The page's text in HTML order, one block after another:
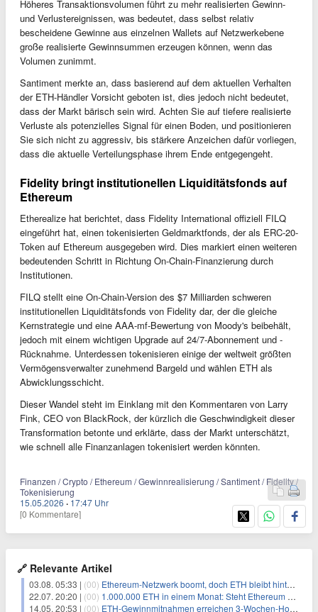
Höheres Transaktionsvolumen führt zu mehr realisierten Gewinn-
und Verlustereignissen, was bedeutet, dass selbst relativ
bescheidene Gewinne aus einzelnen Wallets auf Netzwerkebene
große realisierte Gewinnsummen erzeugen können, wenn das
Volumen zunimmt.
Santiment merkte an, dass basierend auf dem aktuellen Verhalten
der ETH-Händler Vorsicht geboten ist, dies jedoch nicht bedeutet,
dass der Markt bärisch sein wird. Achten Sie auf tiefere realisierte
Verluste als potenzielles Signal für einen Boden, und positionieren
Sie sich nicht zu aggressiv, bis stärkere Anzeichen dafür vorliegen,
dass die aktuelle Verteilungsphase ihrem Ende entgegengeht.
Fidelity bringt institutionellen Liquiditätsfonds auf
Ethereum
Etherealize hat berichtet, dass Fidelity International offiziell FILQ
eingeführt hat, einen tokenisierten Geldmarktfonds, der als ERC-20-
Token auf Ethereum ausgegeben wird. Dies markiert einen weiteren
bedeutenden Schritt in Richtung On-Chain-Finanzierung durch
Institutionen.
FILQ stellt eine On-Chain-Version des $7 Milliarden schweren
institutionellen Liquiditätsfonds von Fidelity dar, der die gleiche
Kernstrategie und eine AAA-mf-Bewertung von Moody's beibehält,
jedoch mit einem wichtigen Upgrade auf 24/7-Abonnement und -
Rücknahme. Unterdessen tokenisieren einige der weltweit größten
Vermögensverwalter zunehmend Bargeld und wählen ETH als
Abwicklungsschicht.
Dieser Wandel steht im Einklang mit den Kommentaren von Larry
Fink, CEO von BlackRock, der kürzlich die Geschwindigkeit dieser
Transformation betonte und erklärte, dass der Markt unterschätzt,
wie schnell alle Finanzanlagen tokenisiert werden könnten.
Finanzen / Crypto / Ethereum / Gewinnrealisierung / Santiment / Fidelity /
Tokenisierung
15.05.2026 · 17:47 Uhr
[0 Kommentare]
🔗 Relevante Artikel
03.08. 05:33 | (00) Ethereum-Netzwerk boomt, doch ETH bleibt hinter den Erwartungen zurück
22.07. 20:20 | (00) 1.000.000 ETH in einem Monat: Steht Ethereum vor einer großen Rallye?
14.05. 20:53 | (00) ETH-Gewinnmitnahmen erreichen 3-Wochen-Hoch trotz 5,5% Kursrückgang